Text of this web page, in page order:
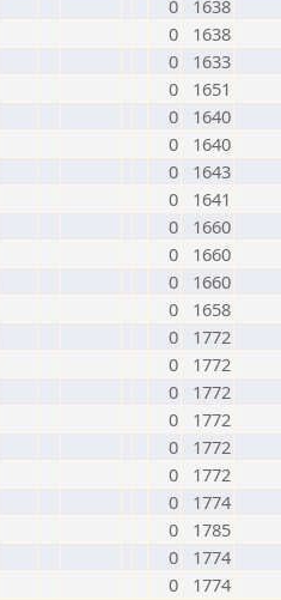
0
1638
0
1638
0
1633
0
1651
0
1640
0
1640
0
1643
0
1641
0
1660
0
1660
0
1660
0
1658
0
1772
0
1772
0
1772
0
1772
0
1772
0
1772
0
1774
0
1785
0
1774
0 1774